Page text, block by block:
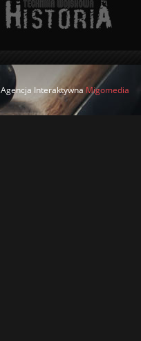
Agencja Interaktywna Migomedia